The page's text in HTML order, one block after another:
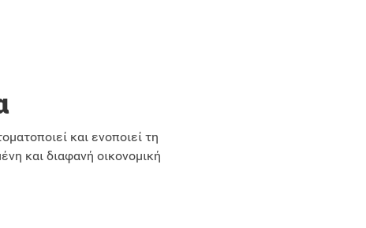
και ενοποιεί τη
και διαφανή οικονομική